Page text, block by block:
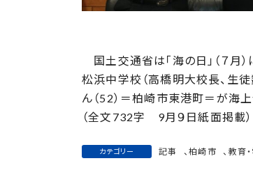
国土交通省は「海の日」（７月
松浜中学校（高橋明大校長、生
ん（52）＝柏崎市東港町＝が海
（全文732字 9月９日紙面掲載）
カテゴリー 記事 、柏崎市 、 教育